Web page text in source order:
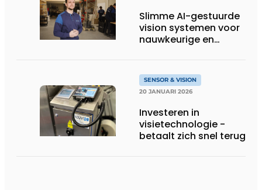
Slimme AI-gestuurde
vision systemen voor
nauwkeurige en
SENSOR & VISION
20 JANUARI 2026
Investeren in
visietechnologie ­
betaalt zich snel terug